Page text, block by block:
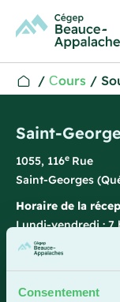
Consentement
/ Сours /
Saint-
1055, 116e Rue
Saint-Georges
Horaire de la
Lundi-vendredi : 7
418 228-8896